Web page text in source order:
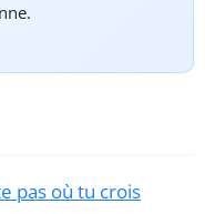
pas où tu crois